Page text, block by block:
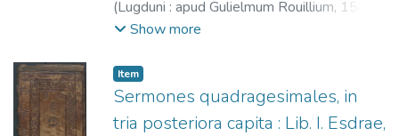
(Lugduni : apud Gulielmum Rouillium, 1588
Tomás de Aquino, Santo, 1225?-1274.
Guillaume, 1518?-1589.
Show more
Item
Sermones quadragesimales, in
tria posteriora capita : Lib. I. Esdrae,